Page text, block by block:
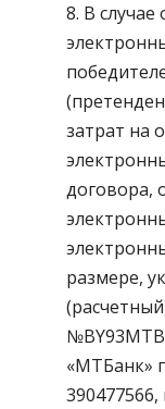
8. В случае
затрат на
договора,
размере,
«МТБанк»